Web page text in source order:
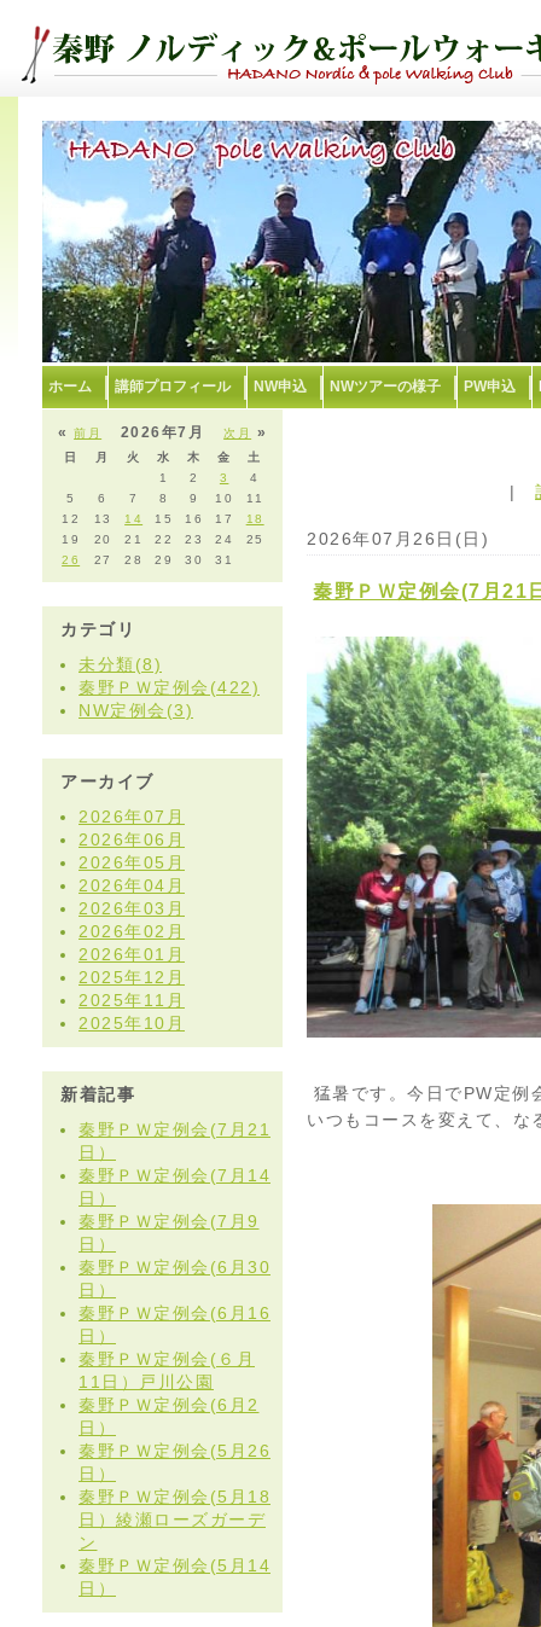
ホーム 講師プロフィール NW申込 NWツアーの様子 PW申込
«前月 次月 »
2026年7月
日 月 火 水 木 金
土
1
2 3
4
5
6 7 8 9 10
11
12
13 14 15 16 17
18
19
20 21 22 23 24
25
26
27 28 29 30 31
カテゴリ
未分類(8)
秦野ＰＷ定例会(422)
NW定例会(3)
アーカイブ
2026年07月
2026年06月
2026年05月
2026年04月
2026年03月
2026年02月
2026年01月
2025年12月
2025年11月
2025年10月
新着記事
秦野ＰＷ定例会(7月21
日）
秦野ＰＷ定例会(7月14
日）
秦野ＰＷ定例会(7月9
日）
秦野ＰＷ定例会(6月30
日）
秦野ＰＷ定例会(6月16
日）
秦野ＰＷ定例会(６月
11日）戸川公園
秦野ＰＷ定例会(6月2
日）
秦野ＰＷ定例会(5月26
日）
秦野ＰＷ定例会(5月18
日）綾瀬ローズガーデ
ン
秦野ＰＷ定例会(5月14
日）
|
2026年07月26日(日)
秦野ＰＷ定例会(7月21
猛暑です。今日でPW定例
いつもコースを変えて、な